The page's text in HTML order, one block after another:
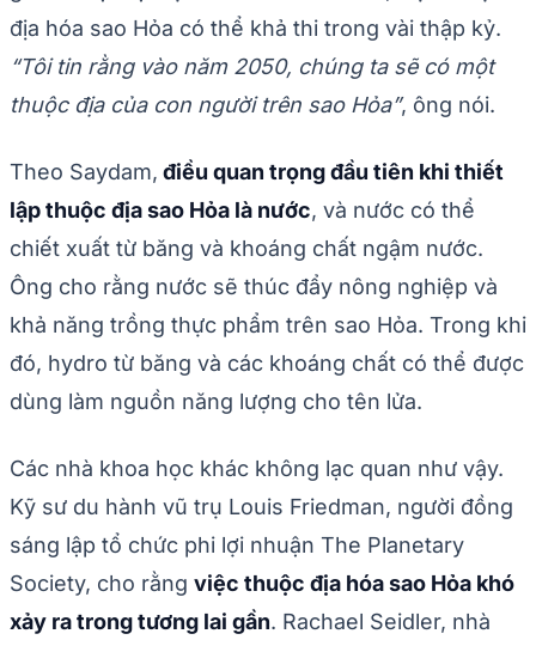
địa hóa sao Hỏa có thể khả thi trong vài thập kỷ.
“Tôi tin rằng vào năm 2050, chúng ta sẽ có một
thuộc địa của con người trên sao Hỏa”, ông nói.
Theo Saydam, điều quan trọng đầu tiên khi thiết
lập thuộc địa sao Hỏa là nước, và nước có thể
chiết xuất từ băng và khoáng chất ngậm nước.
Ông cho rằng nước sẽ thúc đẩy nông nghiệp và
khả năng trồng thực phẩm trên sao Hỏa. Trong khi
đó, hydro từ băng và các khoáng chất có thể được
dùng làm nguồn năng lượng cho tên lửa.
Các nhà khoa học khác không lạc quan như vậy.
Kỹ sư du hành vũ trụ Louis Friedman, người đồng
sáng lập tổ chức phi lợi nhuận The Planetary
Society, cho rằng việc thuộc địa hóa sao Hỏa khó
xảy ra trong tương lai gần. Rachael Seidler, nhà